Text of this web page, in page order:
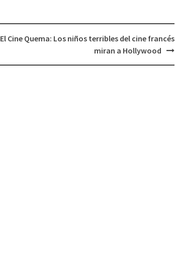
el
volumen.
El Cine Quema: Los niños terribles del cine francés
miran a Hollywood